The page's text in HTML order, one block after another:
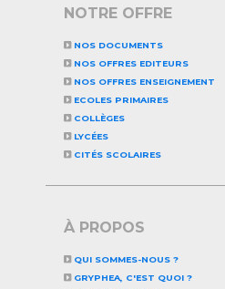
NOTRE OFFRE
NOS DOCUMENTS
NOS OFFRES EDITEURS
NOS OFFRES ENSEIGNEMENT
ECOLES PRIMAIRES
COLLÈGES
LYCÉES
CITÉS SCOLAIRES
À PROPOS
QUI SOMMES-NOUS ?
GRYPHEA, C'EST QUOI ?